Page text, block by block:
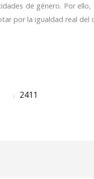
de género. Por
por la igualdad real del
2411